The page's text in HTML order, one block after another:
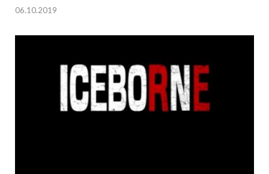
06.10.2019